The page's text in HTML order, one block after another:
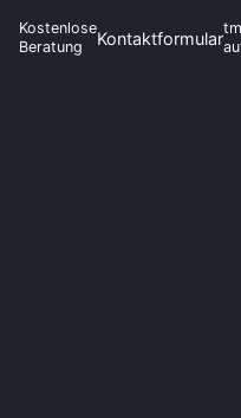
Kostenlose
Beratung
Kontaktformular